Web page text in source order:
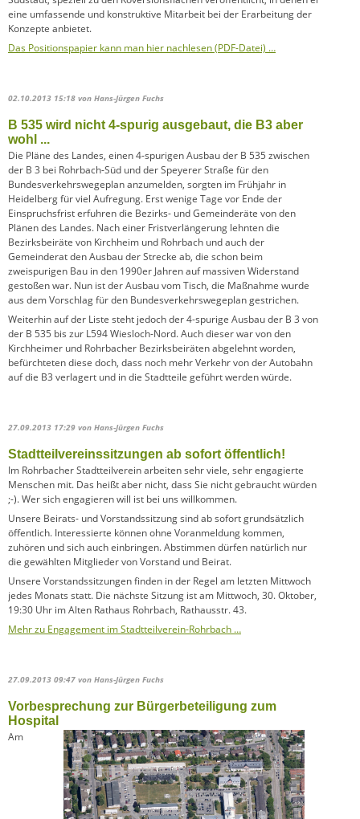
eine umfassende und konstruktive Mitarbeit bei der Erarbeitung der
Konzepte anbietet.
Das Positionspapier kann man hier nachlesen (PDF-Datei) …
02.10.2013 15:18 von Hans-Jürgen Fuchs
B 535 wird nicht 4-spurig ausgebaut, die B3 aber
wohl ...
Die Pläne des Landes, einen 4-spurigen Ausbau der B 535 zwischen
der B 3 bei Rohrbach-Süd und der Speyerer Straße für den
Bundesverkehrswegeplan anzumelden, sorgten im Frühjahr in
Heidelberg für viel Aufregung. Erst wenige Tage vor Ende der
Einspruchsfrist erfuhren die Bezirks- und Gemeinderäte von den
Plänen des Landes. Nach einer Fristverlängerung lehnten die
Bezirksbeiräte von Kirchheim und Rohrbach und auch der
Gemeinderat den Ausbau der Strecke ab, die schon beim
zweispurigen Bau in den 1990er Jahren auf massiven Widerstand
gestoßen war. Nun ist der Ausbau vom Tisch, die Maßnahme wurde
aus dem Vorschlag für den Bundesverkehrswegeplan gestrichen.
Weiterhin auf der Liste steht jedoch der 4-spurige Ausbau der B 3 von
der B 535 bis zur L594 Wiesloch-Nord. Auch dieser war von den
Kirchheimer und Rohrbacher Bezirksbeiräten abgelehnt worden,
befürchteten diese doch, dass noch mehr Verkehr von der Autobahn
auf die B3 verlagert und in die Stadtteile geführt werden würde.
27.09.2013 17:29 von Hans-Jürgen Fuchs
Stadtteilvereinssitzungen ab sofort öffentlich!
Im Rohrbacher Stadtteilverein arbeiten sehr viele, sehr engagierte
Menschen mit. Das heißt aber nicht, dass Sie nicht gebraucht würden
;-). Wer sich engagieren will ist bei uns willkommen.
Unsere Beirats- und Vorstandssitzung sind ab sofort grundsätzlich
öffentlich. Interessierte können ohne Voranmeldung kommen,
zuhören und sich auch einbringen. Abstimmen dürfen natürlich nur
die gewählten Mitglieder von Vorstand und Beirat.
Unsere Vorstandssitzungen finden in der Regel am letzten Mittwoch
jedes Monats statt. Die nächste Sitzung ist am Mittwoch, 30. Oktober,
19:30 Uhr im Alten Rathaus Rohrbach, Rathausstr. 43.
Mehr zu Engagement im Stadtteilverein-Rohrbach …
27.09.2013 09:47 von Hans-Jürgen Fuchs
Vorbesprechung zur Bürgerbeteiligung zum
Hospital
Am